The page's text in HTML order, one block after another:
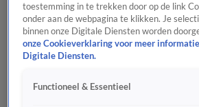
toestemming in te trekken door op de link
onder aan de webpagina te klikken. Je
binnen onze Digitale Diensten worden
onze Cookieverklaring voor meer
Digitale Diensten.
Functioneel & Essentieel